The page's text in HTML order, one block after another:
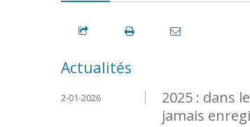
Actualités
2025 : dans
jamais
2-01-2026